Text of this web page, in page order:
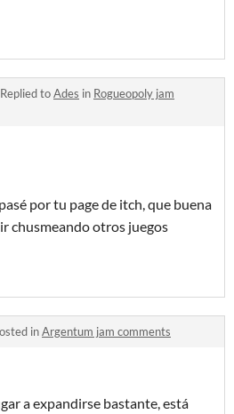
Replied toAdes in Rogueopoly jam
por tu page de itch, que buena
chusmeando otros juegos
inArgentum jam comments
a expandirse bastante, está